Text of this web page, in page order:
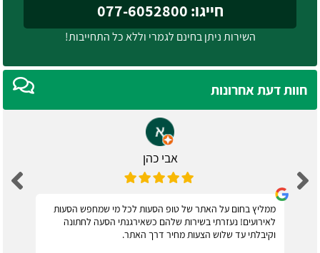
חייגו: 077-6052800
השירות ניתן בחינם לגמרי וללא כל התחייבות!
חוות דעת אחרונות
אבי כהן
ממליץ בחום על האתר של טופ הסעות לכל מי שמחפש הסעות
לאירועים! נעזרתי בשירות שלהם כשאירגנתי הסעה לחתונה
וקיבלתי עד שלוש הצעות מחיר דרך האתר.